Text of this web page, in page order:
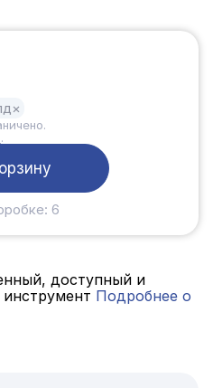
×
.
6
доступный и
Подробнее о